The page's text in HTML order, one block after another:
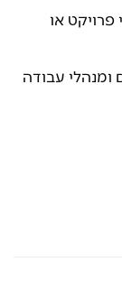
או
ומנהלי עבודה